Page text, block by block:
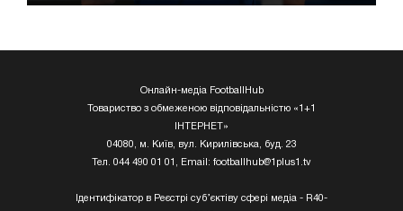
Онлайн-медіа FootballHub
Товариство з обмеженою відповідальністю «1+1
ІНТЕРНЕТ»
04080, м. Київ, вул. Кирилівська, буд. 23
Тел. 044 490 01 01, Email: footballhub@1plus1.tv
Ідентифікатор в Реєстрі суб’єктіву сфері медіа - R40-